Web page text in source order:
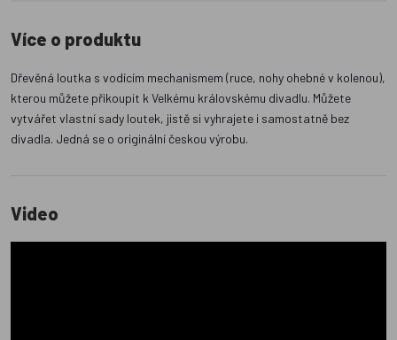
Více o produktu
Dřevěná loutka s vodícím mechanismem (ruce, nohy ohebné v kolenou),
kterou můžete přikoupit k Velkému královskému divadlu. Můžete
vytvářet vlastní sady loutek, jistě si vyhrajete i samostatně bez
divadla. Jedná se o originální českou výrobu.
Video